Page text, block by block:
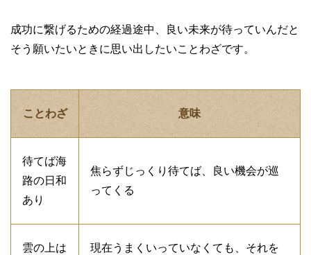
成功に繋げるための経過途中、良い未来が待っていんだと
そう願いたいときに思い出したいことわざです。
ことわざ 意味
待てば海
路の日和
あり
焦らずじっくり待てば、良い機会が巡
ってくる
雲の上は 現在うまくいっていなくても、それを